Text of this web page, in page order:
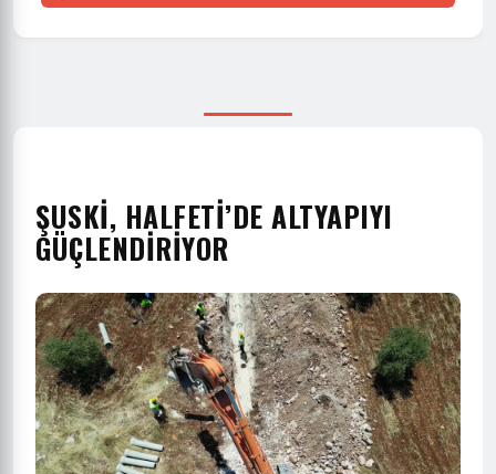
ŞUSKİ, HALFETİ’DE ALTYAPIYI
GÜÇLENDİRİYOR